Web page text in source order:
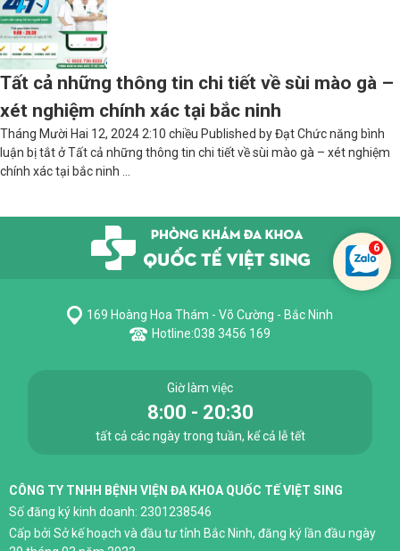
Tất cả những thông tin chi tiết về sùi mào gà –
xét nghiệm chính xác tại bắc ninh
Tháng Mười Hai 12, 2024 2:10 chiều Published byĐạtChức năng bình
luận bị tắtở Tất cả những thông tin chi tiết về sùi mào gà – xét nghiệm
chính xác tại bắc ninh
169 Hoàng Hoa Thám - Võ Cường - Bắc Ninh
Hotline:038 3456 169
Giờ làm việc
8:00 - 20:30
tất cả các ngày trong tuần, kể cả lễ tết
CÔNG TY TNHH BỆNH VIỆN ĐA KHOA QUỐC TẾ VIỆT SING
Số đăng ký kinh doanh: 2301238546
Cấp bởi Sở kế hoạch và đầu tư tỉnh Bắc Ninh, đăng ký lần đầu ngày